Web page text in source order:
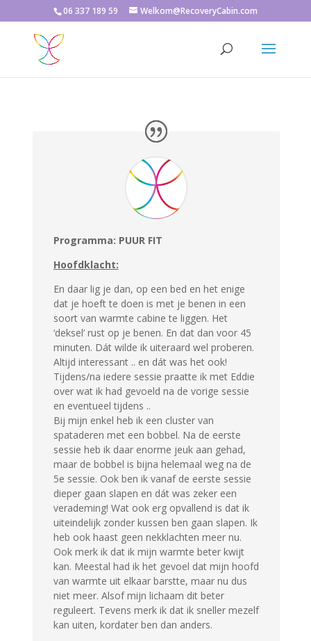
06 337 189 59 Welkom@RecoveryCabin.com
Programma: PUUR FIT
Hoofdklacht:
En daar lig je dan, op een bed en het enige
dat je hoeft te doen is met je benen in een
soort van warmte cabine te liggen. Het
‘deksel’ rust op je benen. En dat dan voor 45
minuten. Dát wilde ik uiteraard wel proberen.
Altijd interessant .. en dát was het ook!
Tijdens/na iedere sessie praatte ik met Eddie
over wat ik had gevoeld na de vorige sessie
en eventueel tijdens ..
Bij mijn enkel heb ik een cluster van
spataderen met een bobbel. Na de eerste
sessie heb ik daar enorme jeuk aan gehad,
maar de bobbel is bijna helemaal weg na de
5e sessie. Ook ben ik vanaf de eerste sessie
dieper gaan slapen en dát was zeker een
verademing! Wat ook erg opvallend is dat ik
uiteindelijk zonder kussen ben gaan slapen. Ik
heb ook haast geen nekklachten meer nu.
Ook merk ik dat ik mijn warmte beter kwijt
kan. Meestal had ik het gevoel dat mijn hoofd
van warmte uit elkaar barstte, maar nu dus
niet meer. Alsof mijn lichaam dit beter
reguleert. Tevens merk ik dat ik sneller mezelf
kan uiten, kordater ben dan anders.